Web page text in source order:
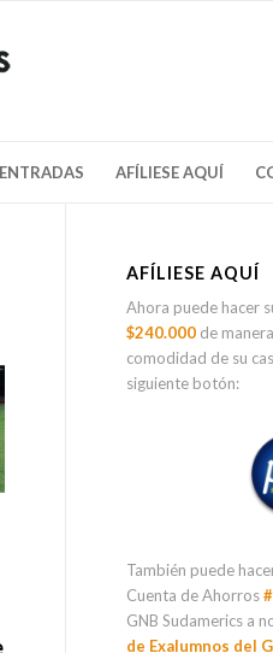
AFÍLIESE AQUÍ
AFÍLIESE AQUÍ
Ahora puede hacer
$240.000 de
comodidad de su
siguiente botón:
También puede
Cuenta de Ahorros
GNB Sudamerics a
de Exalumnos del